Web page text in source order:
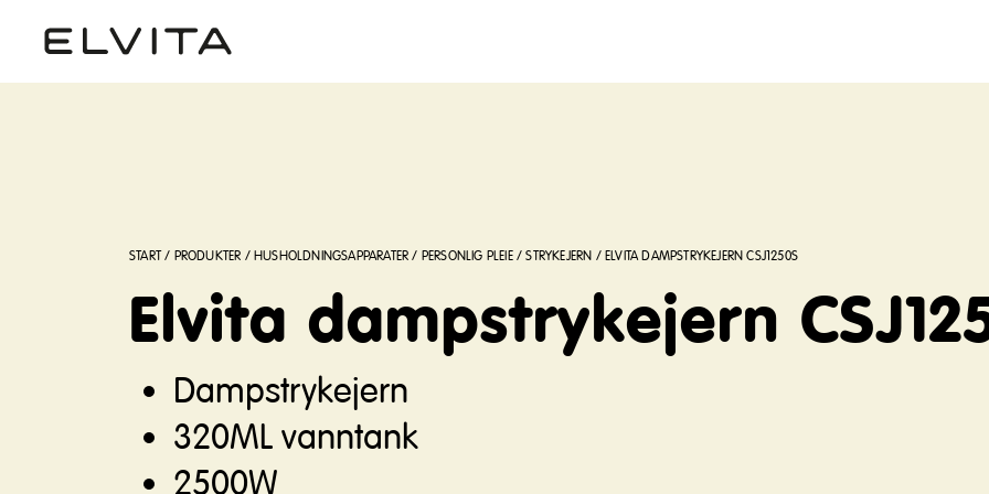
START/ PRODUKTER /HUSHOLDNINGSAPPARATER / PERSONLIG PLEIE/STRYKEJERN /ELVITA DAMPSTRYKEJERN CSJ1250S
Elvita dampstrykejern
Dampstrykejern
320ML vanntank
2500W